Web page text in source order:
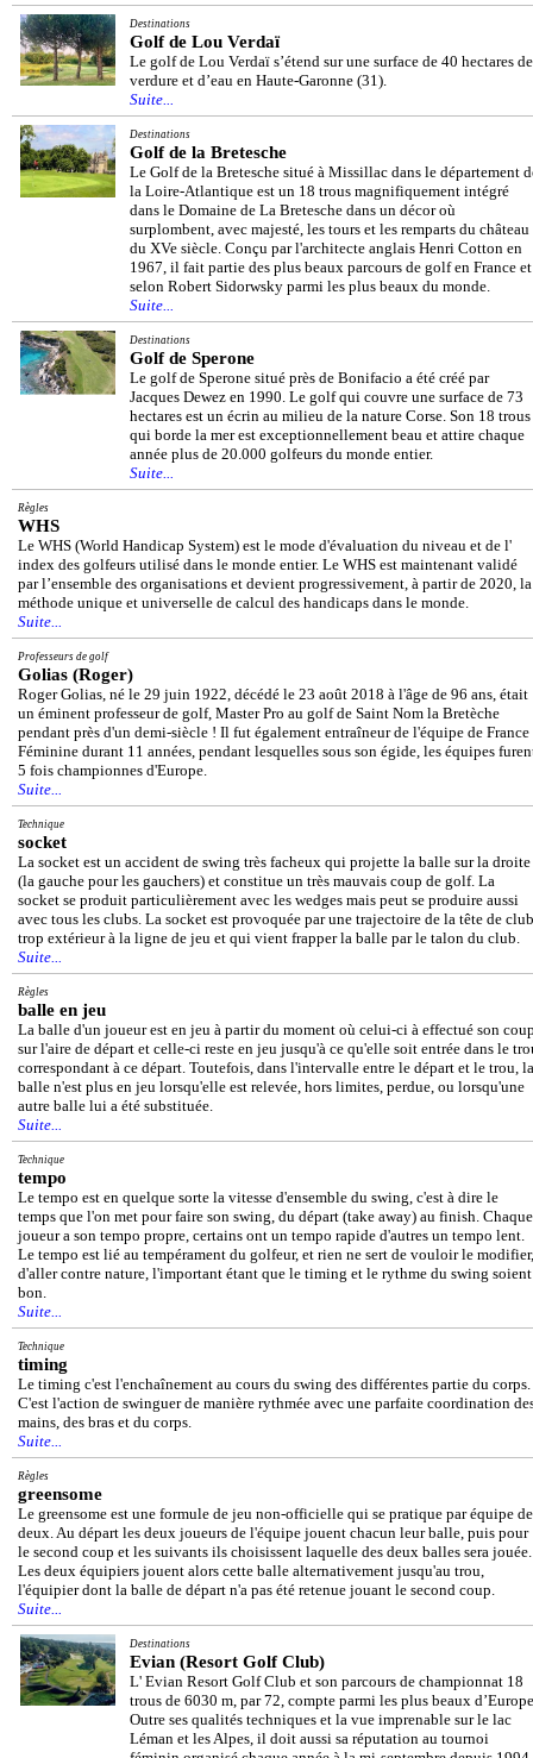
Destinations
Golf de Lou Verdaï
Le golf de Lou Verdaï s’étend sur une surface de 40 hectares de
verdure et d’eau en Haute-Garonne (31).
Suite...
Destinations
Golf de la Bretesche
Le Golf de la Bretesche situé à Missillac dans le département
la Loire-Atlantique est un 18 trous magnifiquement intégré
dans le Domaine de La Bretesche dans un décor où
surplombent, avec majesté, les tours et les remparts du château
du XVe siècle. Conçu par l'architecte anglais Henri Cotton en
1967, il fait partie des plus beaux parcours de golf en France et
selon Robert Sidorwsky parmi les plus beaux du monde.
Suite...
Destinations
Golf de Sperone
Le golf de Sperone situé près de Bonifacio a été créé par
Jacques Dewez en 1990. Le golf qui couvre une surface de 73
hectares est un écrin au milieu de la nature Corse. Son 18 trous
qui borde la mer est exceptionnellement beau et attire chaque
année plus de 20.000 golfeurs du monde entier.
Suite...
Règles
WHS
Le WHS (World Handicap System) est le mode d'évaluation du niveau et de l'
index des golfeurs utilisé dans le monde entier. Le WHS est maintenant validé
par l’ensemble des organisations et devient progressivement, à partir de 2020, la
méthode unique et universelle de calcul des handicaps dans le monde.
Suite...
Professeurs de golf
Golias (Roger)
Roger Golias, né le 29 juin 1922, décédé le 23 août 2018 à l'âge de 96 ans, était
un éminent professeur de golf, Master Pro au golf de Saint Nom la Bretèche
pendant près d'un demi-siècle ! Il fut également entraîneur de l'équipe de France
Féminine durant 11 années, pendant lesquelles sous son égide, les équipes
5 fois championnes d'Europe.
Suite...
Technique
socket
La socket est un accident de swing très facheux qui projette la balle sur la droite
(la gauche pour les gauchers) et constitue un très mauvais coup de golf. La
socket se produit particulièrement avec les wedges mais peut se produire aussi
avec tous les clubs. La socket est provoquée par une trajectoire de la tête de club
trop extérieur à la ligne de jeu et qui vient frapper la balle par le talon du club.
Suite...
Règles
balle en jeu
La balle d'un joueur est en jeu à partir du moment où celui-ci à effectué son
sur l'aire de départ et celle-ci reste en jeu jusqu'à ce qu'elle soit entrée dans le
correspondant à ce départ. Toutefois, dans l'intervalle entre le départ et le trou, la
balle n'est plus en jeu lorsqu'elle est relevée, hors limites, perdue, ou lorsqu'une
autre balle lui a été substituée.
Suite...
Technique
tempo
Le tempo est en quelque sorte la vitesse d'ensemble du swing, c'est à dire le
temps que l'on met pour faire son swing, du départ (take away) au finish. Chaque
joueur a son tempo propre, certains ont un tempo rapide d'autres un tempo lent.
Le tempo est lié au tempérament du golfeur, et rien ne sert de vouloir le modifier,
d'aller contre nature, l'important étant que le timing et le rythme du swing soient
bon.
Suite...
Technique
timing
Le timing c'est l'enchaînement au cours du swing des différentes partie du corps.
C'est l'action de swinguer de manière rythmée avec une parfaite coordination
mains, des bras et du corps.
Suite...
Règles
greensome
Le greensome est une formule de jeu non-officielle qui se pratique par équipe de
deux. Au départ les deux joueurs de l'équipe jouent chacun leur balle, puis pour
le second coup et les suivants ils choisissent laquelle des deux balles sera jouée.
Les deux équipiers jouent alors cette balle alternativement jusqu'au trou,
l'équipier dont la balle de départ n'a pas été retenue jouant le second coup.
Suite...
Destinations
Evian (Resort Golf Club)
L' Evian Resort Golf Club et son parcours de championnat 18
trous de 6030 m, par 72, compte parmi les plus beaux
Outre ses qualités techniques et la vue imprenable sur le lac
Léman et les Alpes, il doit aussi sa réputation au tournoi